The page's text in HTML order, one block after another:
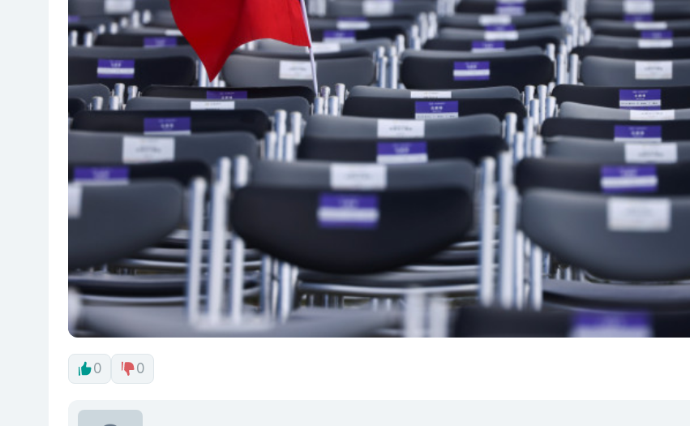
0 0